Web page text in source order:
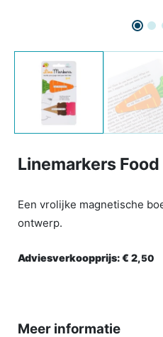
Linemarkers
Een vrolijke magnetische
ontwerp.
Adviesverkoopprijs:€ 2,50
Meer informatie